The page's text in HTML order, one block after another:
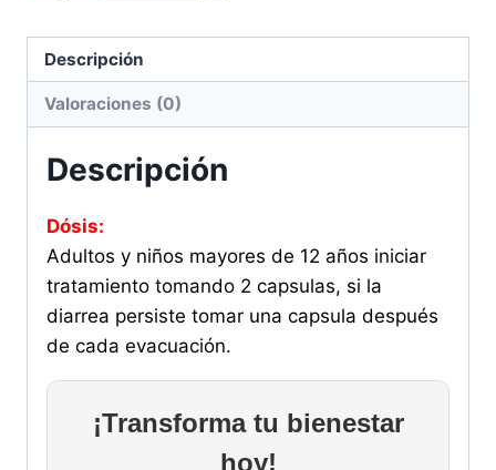
Descripción
Valoraciones (0)
Descripción
Dósis:
Adultos y niños mayores de 12 años iniciar
tratamiento tomando 2 capsulas, si la
diarrea persiste tomar una capsula después
de cada evacuación.
¡Transforma tu bienestar
hoy!